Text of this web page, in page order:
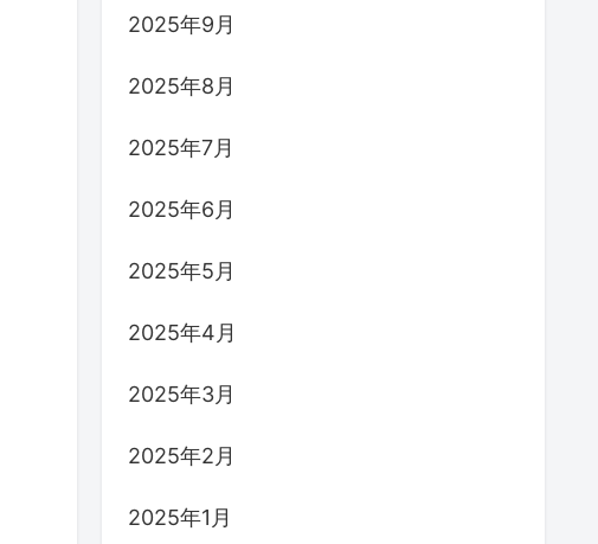
2025年9月
2025年8月
2025年7月
2025年6月
2025年5月
2025年4月
2025年3月
2025年2月
2025年1月